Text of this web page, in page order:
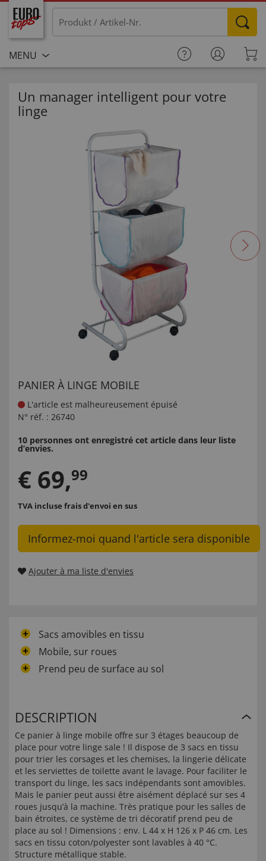
MENU
Un manager intelligent pour votre
linge
PANIER À LINGE MOBILE
L'article est malheureusement épuisé
N° réf. : 26740
10 personnes ont enregistré cet article dans leur liste
d’envies.
€ 69,99
TVA incluse frais d'envoi en sus
Informez-moi quand l'article sera disponible
Ajouter à ma liste d'envies
Sacs amovibles en tissu
Mobile, sur roues
Prend peu de surface au sol
DESCRIPTION
Ce panier à linge mobile offre sur 3 étages beaucoup de
place pour votre linge sale ! Il dispose de 3 sacs en tissu
pour trier les corsages et les chemises, la lingerie délicate
et les serviettes de toilette avant le lavage. Pour faciliter le
transport du linge, les sacs indépendants sont amovibles.
Mais le panier peut aussi être aisément déplacé sur ses 4
roues jusqu’à la machine. Très pratique pour les salles de
bain étroites, ce système de tri décoratif prend peu de
place au sol ! Dimensions : env. L 44 x H 126 x P 46 cm. Les
sacs en tissu coton/polyester sont lavables à 40 °C.
Structure métallique stable.